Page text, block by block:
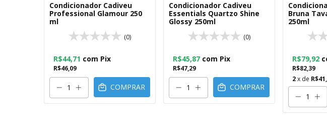
Condicionador Cadiveu
Professional Glamour 250
ml
(0)
R$46,09
R$44,71 com Pix
COMPRAR
Condicionador Cadiveu
Essentials Quartzo Shine
Glossy 250ml
(0)
R$47,29
R$45,87 com Pix
COMPRAR
Bruna
250ml
R$82,39
R$79,92
2x de